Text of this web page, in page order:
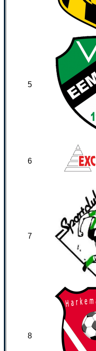
5
6
7
8